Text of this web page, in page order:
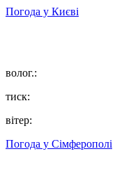
Погода у Києві
волог.:
тиск:
вітер:
Погода у Сімферополі